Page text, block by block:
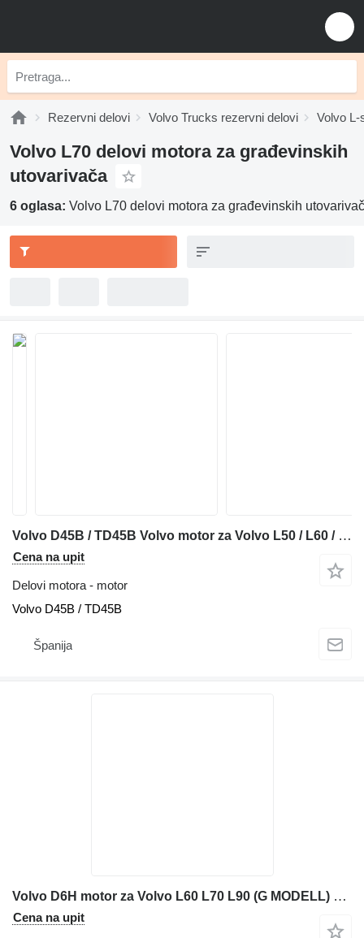
Rezervni delovi Volvo Trucks rezervni delovi Volvo L-
Volvo L70 delovi motora za građevinskih
utovarivača
6 oglasa: Volvo L70 delovi motora za građevinskih
Volvo D45B / TD45B Volvo motor za Volvo L50 / L60 / L70 / 4200B / 4400B prednjeg utovarivača
Cena na upit
Delovi motora - motor
Volvo D45B / TD45B
Španija
Volvo D6H motor za Volvo L60 L70 L90 (G MODELL) prednjeg utovarivača
Cena na upit